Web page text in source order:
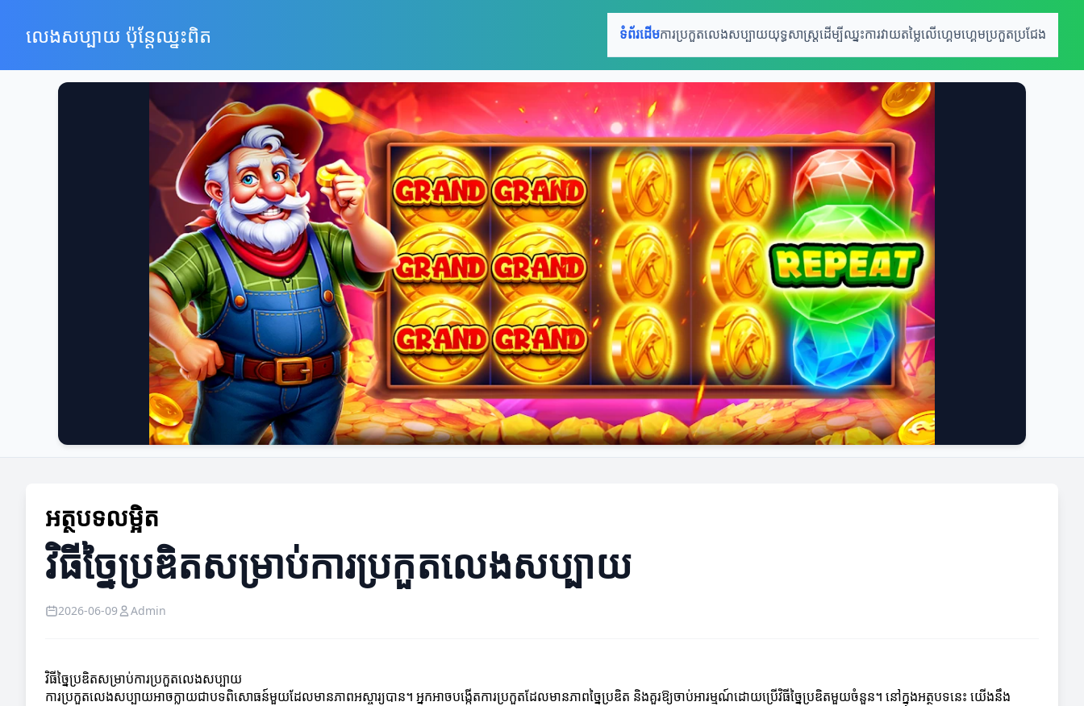
លេងសប្បាយ ប៉ុន្តែឈ្នះពិត ទំព័រដើមការប្រកួតលេងសប្បាយយុទ្ធសាស្រ្តដើម្បីឈ្នះការវាយតម្លៃលើហ្គេមហ្គេមប្រកួតប្រជែង
អត្ថបទលម្អិត
វិធីច្នៃប្រឌិតសម្រាប់ការប្រកួតលេងសប្បាយ
2026-06-09 Admin
វិធីច្នៃប្រឌិតសម្រាប់ការប្រកួតលេងសប្បាយ
ការប្រកួតលេងសប្បាយអាចក្លាយជាបទពិសោធន៍មួយដែលមានភាពអស្ចារ្យបាន។ អ្នកអាចបង្កើតការប្រកួតដែលមានភាពច្នៃប្រឌិត និងគួរឱ្យចាប់អារម្មណ៍ដោយប្រើវិធីច្នៃប្រឌិតមួយចំនួន។ នៅក្នុងអត្ថបទនេះ យើងនឹង